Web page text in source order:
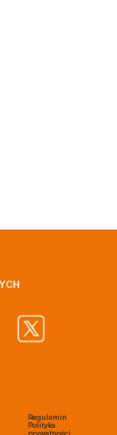
Regulamin
Polityka
prywatności